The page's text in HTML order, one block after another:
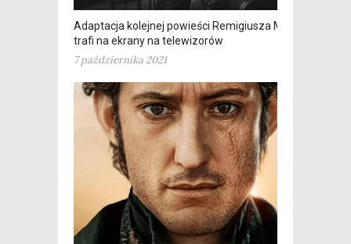
Adaptacja kolejnej powieści Remigiusza Mroza
trafi na ekrany na telewizorów
7 października 2021